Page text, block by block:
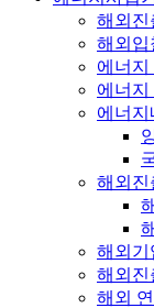
해외진
해외입
에너지
에너지
에너지
해외진
해외기
해외진
해외